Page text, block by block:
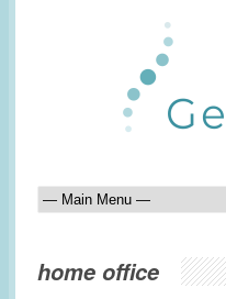
home office